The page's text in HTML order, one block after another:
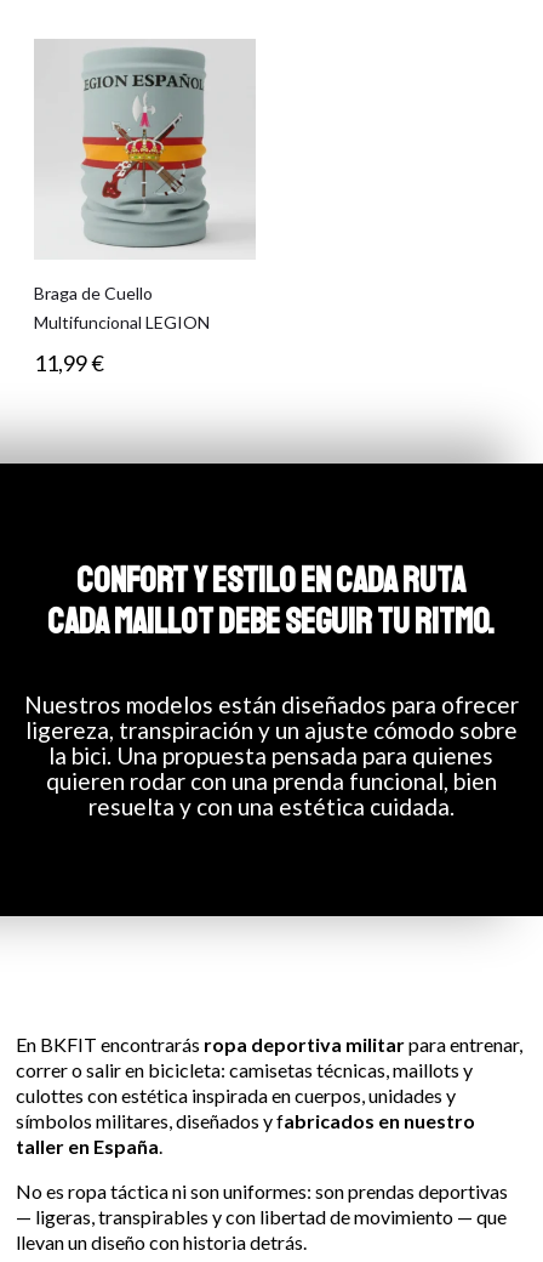
Braga de Cuello
Multifuncional LEGION
11,99€
CONFORT Y ESTILO EN CADA RUTA
CADA MAILLOT DEBE SEGUIR TU RITMO.
Nuestros modelos están diseñados para ofrecer
ligereza, transpiración y un ajuste cómodo sobre
la bici. Una propuesta pensada para quienes
quieren rodar con una prenda funcional, bien
resuelta y con una estética cuidada.
En BKFIT encontrarás ropa deportiva militarpara entrenar,
correr o salir en bicicleta: camisetas técnicas, maillots y
culottes con estética inspirada en cuerpos, unidades y
símbolos militares, diseñados y fabricados en nuestro
taller en España.
No es ropa táctica ni son uniformes: son prendas deportivas
— ligeras, transpirables y con libertad de movimiento — que
llevan un diseño con historia detrás.